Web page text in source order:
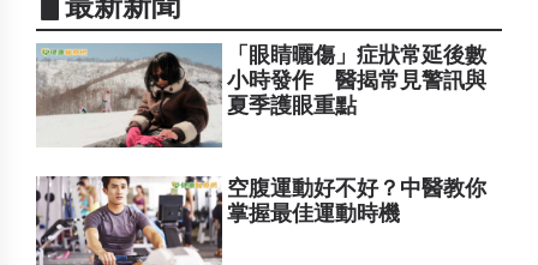
「眼睛曬傷」症狀常延後數
小時發作 醫揭常見警訊與
夏季護眼重點
空腹運動好不好？中醫教你
掌握最佳運動時機